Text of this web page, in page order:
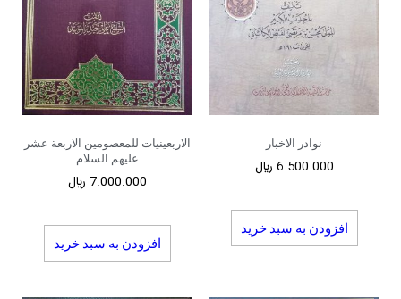
نوادر الاخبار
6.500.000 ﷼
افزودن به سبد خرید
الاربعینیات للمعصومین الاربعة عشر
علیهم السلام
7.000.000 ﷼
افزودن به سبد خرید